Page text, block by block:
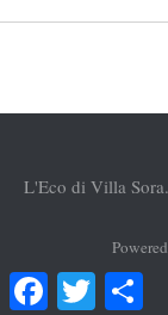
L'Eco di Villa
FacebookTwitter